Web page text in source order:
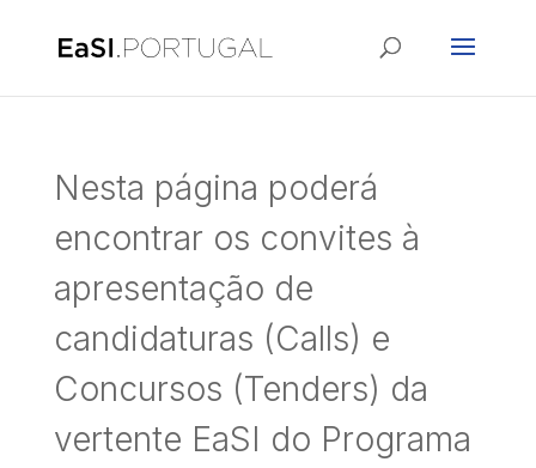
Nesta página poderá
encontrar os convites à
apresentação de
candidaturas (Calls) e
Concursos (Tenders) da
vertente EaSI do Programa